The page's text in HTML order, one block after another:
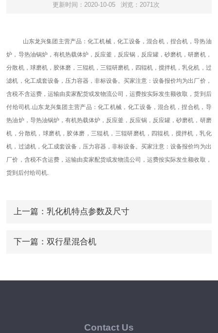
更新时间：2020-10-05 浏览：2071次
山东龙兴集团主营产品：化工机械，化工设备，混合机，捏合机，导热油
炉，导热油锅炉，有机热载体炉，反应釜，反应锅，反应罐，砂磨机，研磨机，
分散机，球磨机，胶体磨，三辊机，三辊研磨机，四辊机，搅拌机，乳化机，过
滤机，化工成套设备，压力容器，非标设备。买家注意：设备报价均为出厂价，
含税不含运费，运输由卖家配货或发物流公司，运费按实际发生额收取，货到后
付给司机.山东龙兴集团主营产品：化工机械，化工设备，混合机，捏合机，导
热油炉，导热油锅炉，有机热载体炉，反应釜，反应锅，反应罐，砂磨机，研磨
机，分散机，球磨机，胶体磨，三辊机，三辊研磨机，四辊机，搅拌机，乳化
机，过滤机，化工成套设备，压力容器，非标设备。买家注意：设备报价均为出
厂价，含税不含运费，运输由卖家配货或发物流公司，运费按实际发生额收取，
货到后付给司机.
上一篇： 乳化机特点参数及尺寸
下一篇： 双行星混合机
Contact Us